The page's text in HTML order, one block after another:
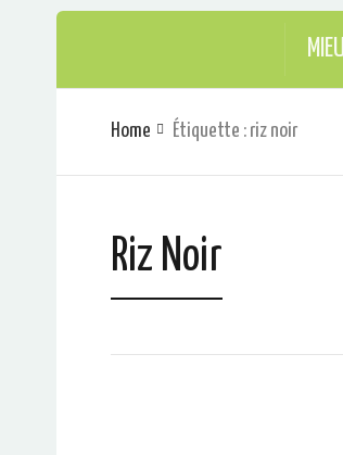
Home Étiquette : riz noir
Riz Noir